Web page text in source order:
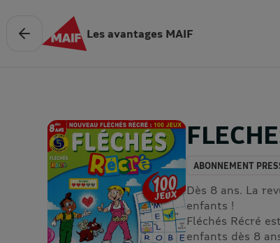
Les avantages MAIF
ABONNEMENT
Dès 8 ans. La
enfants !
Fléchés Récré
enfants dès 8